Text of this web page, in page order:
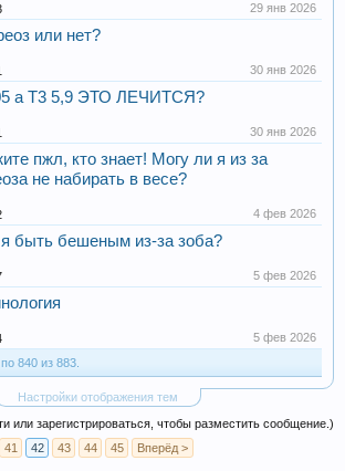
29 янв 2026
или нет?
30 янв 2026
а Т3 5,9 ЭТО ЛЕЧИТСЯ?
30 янв 2026
пжл, кто знает! Могу ли я из за
не набирать в весе?
4 фев 2026
быть бешеным из-за зоба?
5 фев 2026
5 фев 2026
840 из 883.
Настройки отображения тем
или зарегистрироваться, чтобы разместить сообщение.)
41 42 43 44 45 Вперёд >